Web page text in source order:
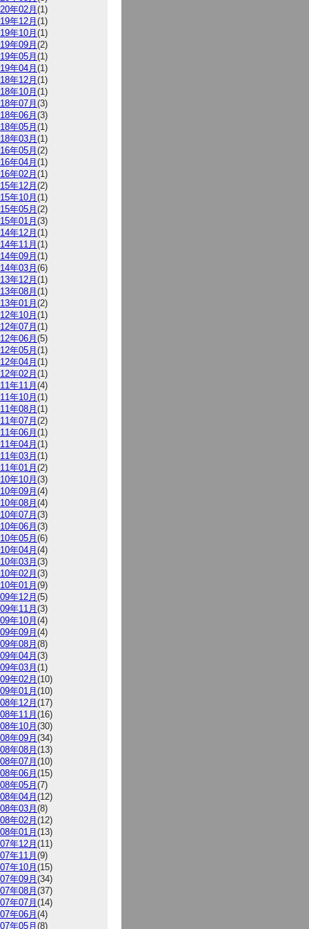
年02月(1)
年12月(1)
年10月(1)
年09月(2)
年05月(1)
年04月(1)
年12月(1)
年10月(1)
年07月(3)
年06月(3)
年05月(1)
年03月(1)
年05月(2)
年04月(1)
年02月(1)
年12月(2)
年10月(1)
年05月(2)
年01月(3)
年12月(1)
年11月(1)
年09月(1)
年03月(6)
年12月(1)
年08月(1)
年01月(2)
年10月(1)
年07月(1)
年06月(5)
年05月(1)
年04月(1)
年02月(1)
年11月(4)
年10月(1)
年08月(1)
年07月(2)
年06月(1)
年04月(1)
年03月(1)
年01月(2)
年10月(3)
年09月(4)
年08月(4)
年07月(3)
年06月(3)
年05月(6)
年04月(4)
年03月(3)
年02月(3)
年01月(9)
年12月(5)
年11月(3)
年10月(4)
年09月(4)
年08月(8)
年04月(3)
年03月(1)
年02月(10)
年01月(10)
年12月(17)
年11月(16)
年10月(30)
年09月(34)
年08月(13)
年07月(10)
年06月(15)
年05月(7)
年04月(12)
年03月(8)
年02月(12)
年01月(13)
年12月(11)
年11月(9)
年10月(15)
年09月(34)
年08月(37)
年07月(14)
年06月(4)
年05月(8)